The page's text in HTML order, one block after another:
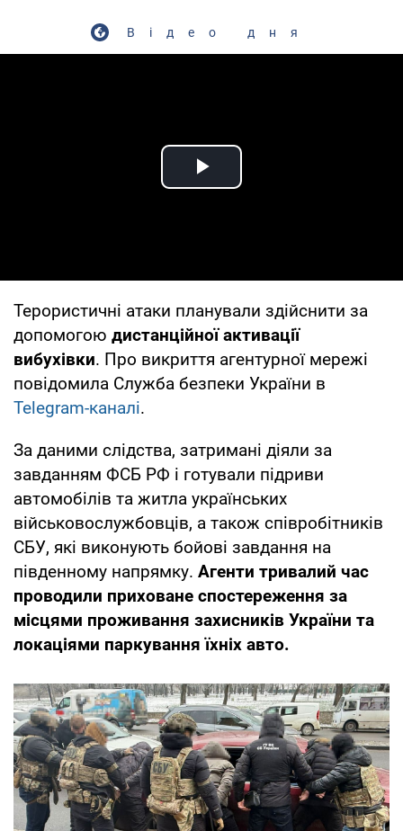
Відео дня
Play Video
Терористичні атаки планували здійснити за
допомогою дистанційної активації
вибухівки. Про викриття агентурної мережі
повідомила Служба безпеки України в
Telegram-каналі.
За даними слідства, затримані діяли за
завданням ФСБ РФ і готували підриви
автомобілів та житла українських
військовослужбовців, а також співробітників
СБУ, які виконують бойові завдання на
південному напрямку. Агенти тривалий час
проводили приховане спостереження за
місцями проживання захисників України та
локаціями паркування їхніх авто.